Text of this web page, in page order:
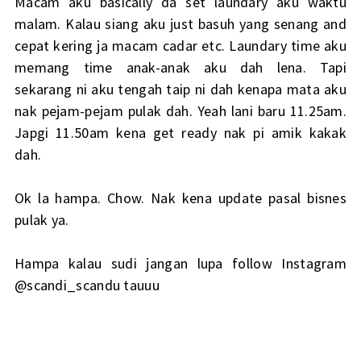
malam. Kalau siang aku just basuh yang senang and
cepat kering ja macam cadar etc. Laundary time aku
memang time anak-anak aku dah lena. Tapi
sekarang ni aku tengah taip ni dah kenapa mata aku
nak pejam-pejam pulak dah. Yeah lani baru 11.25am.
Japgi 11.50am kena get ready nak pi amik kakak
dah.
Ok la hampa. Chow. Nak kena update pasal bisnes
pulak ya.
Hampa kalau sudi jangan lupa follow Instagram
@scandi_scandu tauuu